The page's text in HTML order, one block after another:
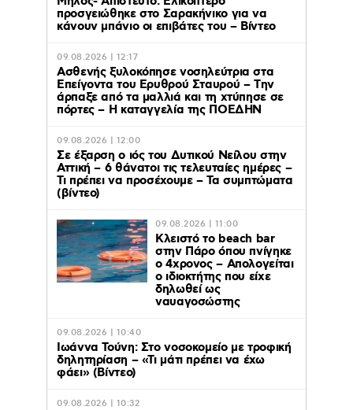
προσγειώθηκε στο Σαρακήνικο για να
κάνουν μπάνιο οι επιβάτες του – Βίντεο
09.08.2026 | 12:17
Ασθενής ξυλοκόπησε νοσηλεύτρια στα
Επείγοντα του Ερυθρού Σταυρού – Tην
άρπαξε από τα μαλλιά και τη χτύπησε σε
πόρτες – Η καταγγελία της ΠΟΕΔΗΝ
09.08.2026 | 12:00
Σε έξαρση ο ιός του Δυτικού Νείλου στην
Αττική – 6 θάνατοι τις τελευταίες ημέρες –
Τι πρέπει να προσέχουμε – Τα συμπτώματα
(βίντεο)
09.08.2026 | 11:00
Κλειστό το beach bar
στην Πάρο όπου πνίγηκε
ο 4χρονος – Απολογείται
ο ιδιοκτήτης που είχε
δηλωθεί ως
ναυαγοσώστης
09.08.2026 | 10:40
Ιωάννα Τούνη: Στο νοσοκομείο με τροφική
δηλητηρίαση – «Τι μάτι πρέπει να έχω
φάει» (Βίντεο)
09.08.2026 | 10:32